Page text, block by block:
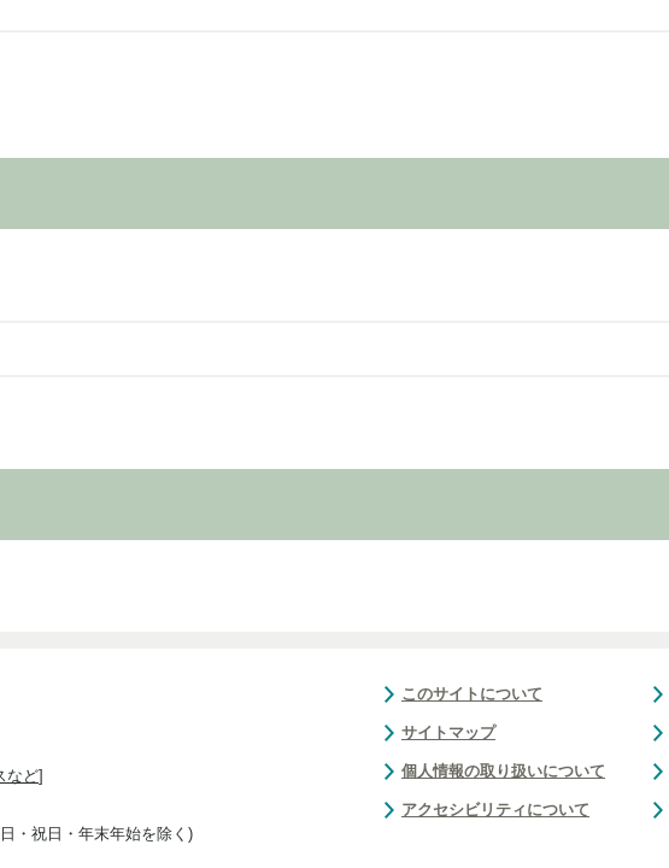
など]
・祝日・年末年始を除く)
このサイトについて
サイトマップ
個人情報の取り扱いについて
アクセシビリティについて